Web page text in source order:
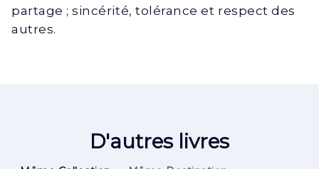
partage ; sincérité, tolérance et respect des
autres.
D'autres livres